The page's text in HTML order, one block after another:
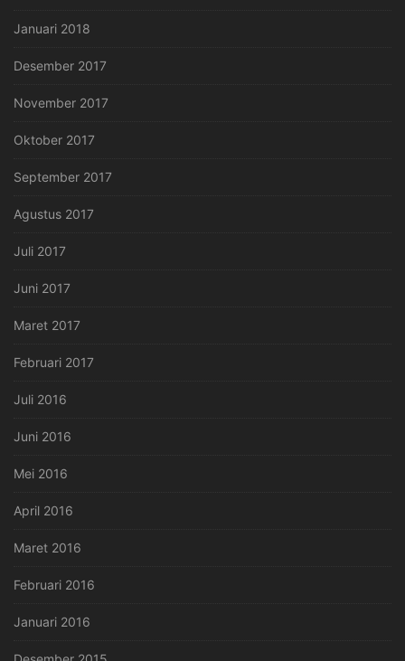
Januari 2018
Desember 2017
November 2017
Oktober 2017
September 2017
Agustus 2017
Juli 2017
Juni 2017
Maret 2017
Februari 2017
Juli 2016
Juni 2016
Mei 2016
April 2016
Maret 2016
Februari 2016
Januari 2016